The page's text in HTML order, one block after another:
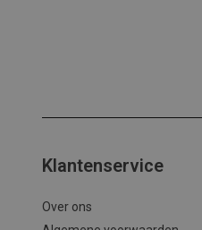
Klantenservice
Over ons